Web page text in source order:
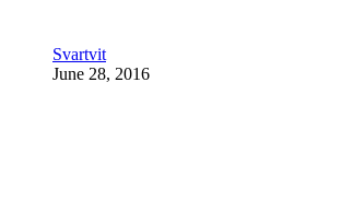
Svartvit
June 28, 2016